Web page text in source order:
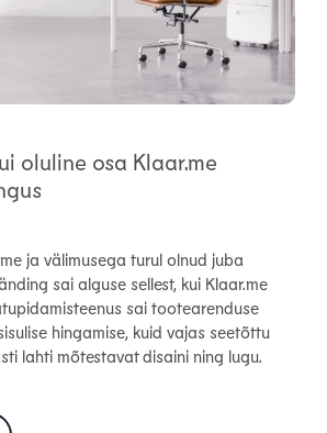
oluline osa Klaar.me
ja välimusega turul olnud juba
sai alguse sellest, kui Klaar.me
sai tootearenduse
hingamise, kuid vajas seetõttu
lahti mõtestavat disaini ning lugu.